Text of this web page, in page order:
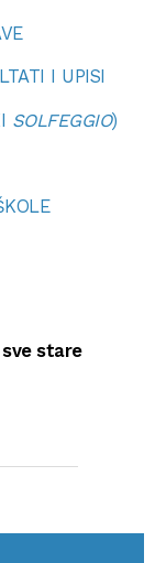
I UPISI
SOLFEGGIO)
sve stare